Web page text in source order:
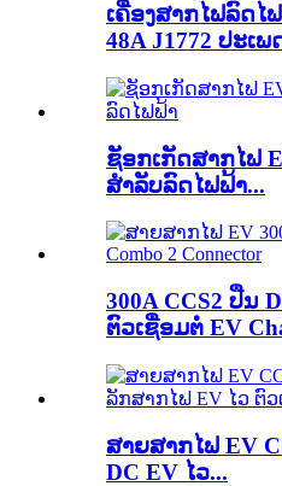
ເຄື່ອງສາກໄຟລົດໄ
48A J1772 ປະເ
ຊັອກເກັດສາກໄຟ
ສຳລັບລົດໄຟຟ້າ...
300A CCS2 ປືນ
ຕົວເຊື່ອມຕໍ່ EV
ສາຍສາກໄຟ EV
DC EV ໄວ...